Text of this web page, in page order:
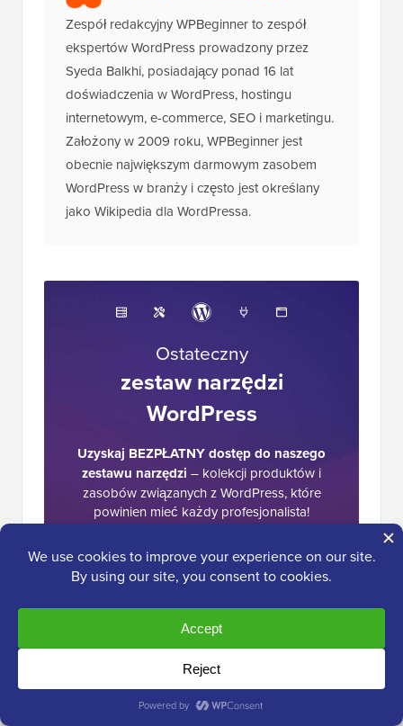
Zespół redakcyjny WPBeginner to zespół
ekspertów WordPress prowadzony przez
Syeda Balkhi, posiadający ponad 16 lat
doświadczenia w WordPress, hostingu
internetowym, e-commerce, SEO i marketingu.
Założony w 2009 roku, WPBeginner jest
obecnie największym darmowym zasobem
WordPress w branży i często jest określany
jako Wikipedia dla WordPressa.
Ostateczny
zestaw narzędzi
WordPress
Uzyskaj BEZPŁATNY dostęp do naszego
zestawu narzędzi – kolekcji produktów i
zasobów związanych z WordPress, które
powinien mieć każdy profesjonalista!
Pobierz teraz
Interakcje
182 Komentarze Zostaw odpowiedź